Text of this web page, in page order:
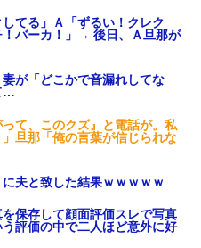
てる」Ａ「ずるい！クレク
！バーカ！」→ 後日、Ａ旦那が
が「どこかで音漏れしてな
…
て、このクズ』と電話が。私
旦那「俺の言葉が信じられな
夫と致した結果ｗｗｗｗｗ
保存して顔面評価スレで写真
評価の中で二人ほど意外に好